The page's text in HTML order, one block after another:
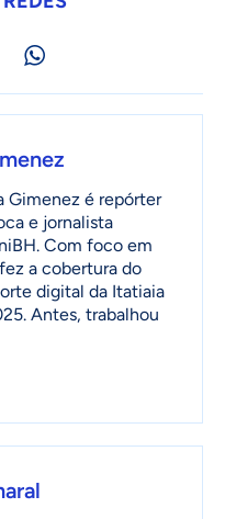
Gimenez é repórter
e jornalista
Com foco em
a cobertura do
digital da Itatiaia
Antes, trabalhou